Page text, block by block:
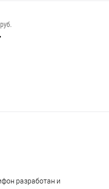
разработан и